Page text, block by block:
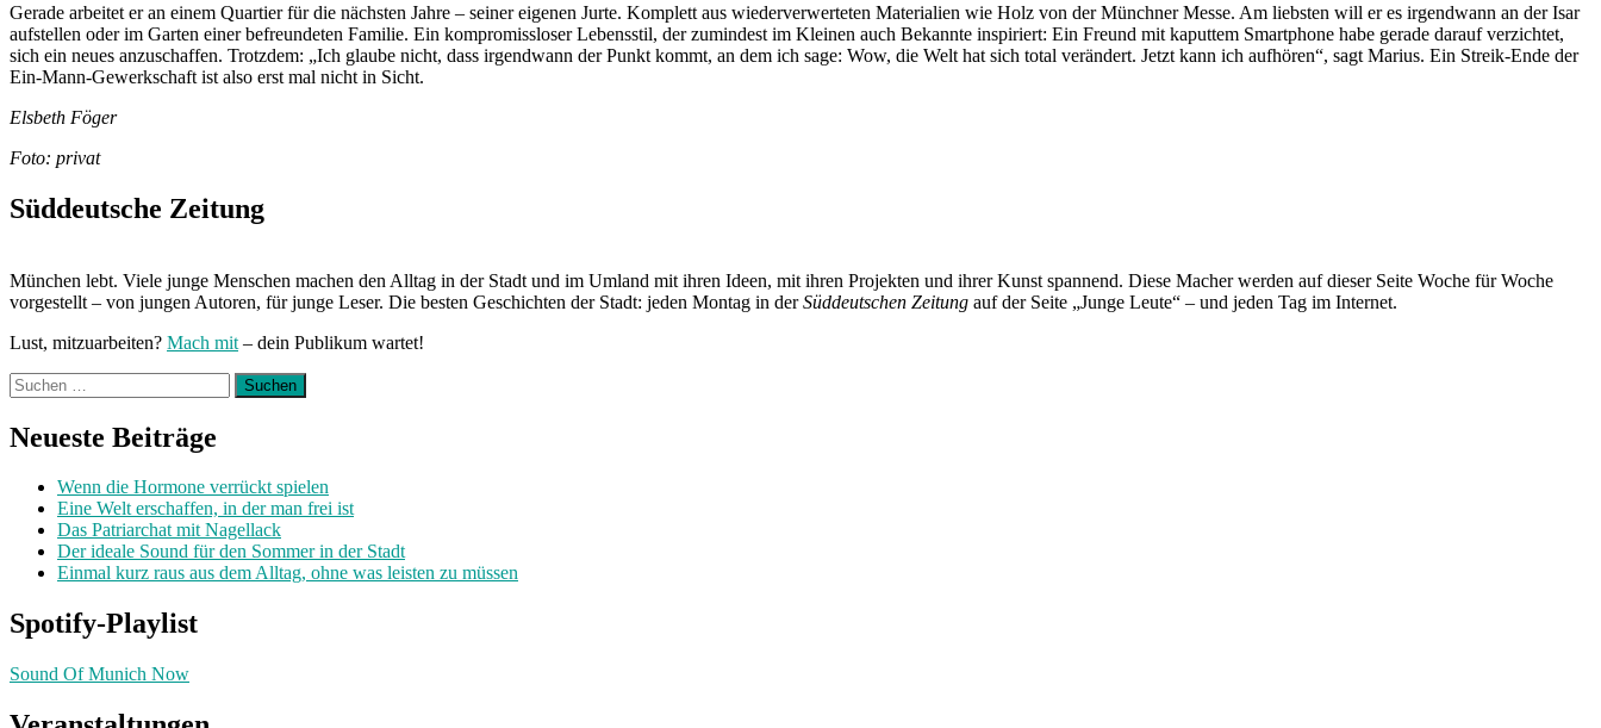
Gerade arbeitet er an einem Quartier für die nächsten Jahre – seiner eigenen Jurte. Komplett aus wiederverwerteten Materialien wie Holz von der Münchner Messe. Am liebsten will er es irgendwann an der Isar
aufstellen oder im Garten einer befreundeten Familie. Ein kompromissloser Lebensstil, der zumindest im Kleinen auch Bekannte inspiriert: Ein Freund mit kaputtem Smartphone habe gerade darauf verzichtet,
sich ein neues anzuschaffen. Trotzdem: „Ich glaube nicht, dass irgendwann der Punkt kommt, an dem ich sage: Wow, die Welt hat sich total verändert. Jetzt kann ich aufhören“, sagt Marius. Ein Streik-Ende der
Ein-Mann-Gewerkschaft ist also erst mal nicht in Sicht.
Elsbeth Föger
Foto: privat
Süddeutsche Zeitung
München lebt. Viele junge Menschen machen den Alltag in der Stadt und im Umland mit ihren Ideen, mit ihren Projekten und ihrer Kunst spannend. Diese Macher werden auf dieser Seite Woche für Woche
vorgestellt – von jungen Autoren, für junge Leser. Die besten Geschichten der Stadt: jeden Montag in derSüddeutschen Zeitung auf der Seite „Junge Leute“ – und jeden Tag im Internet.
Lust, mitzuarbeiten? Mach mit – dein Publikum wartet!
Suchen
nach:
Neueste Beiträge
Wenn die Hormone verrückt spielen
Eine Welt erschaffen, in der man frei ist
Das Patriarchat mit Nagellack
Der ideale Sound für den Sommer in der Stadt
Einmal kurz raus aus dem Alltag, ohne was leisten zu müssen
Spotify-Playlist
Sound Of Munich Now